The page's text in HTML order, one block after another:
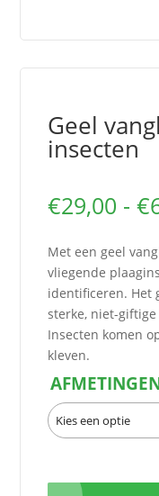
Geel
insecten
€29,00 - €
Met een geel
vliegende
identificeren. Het
sterke, niet-
Insecten komen
kleven.